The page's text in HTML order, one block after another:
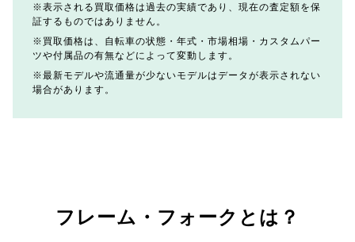
表示される買取価格は過去の実績であり、現在の査定額を保
証するものではありません。
買取価格は、自転車の状態・年式・市場相場・カスタムパー
ツや付属品の有無などによって変動します。
最新モデルや流通量が少ないモデルはデータが表示されない
場合があります。
フレーム・フォークとは？